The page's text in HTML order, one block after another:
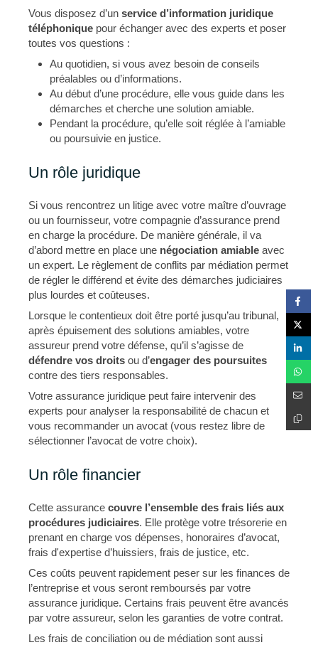
Vous disposez d’un service d’information juridique
téléphonique pour échanger avec des experts et poser
toutes vos questions :
Au quotidien, si vous avez besoin de conseils
préalables ou d’informations.
Au début d’une procédure, elle vous guide dans les
démarches et cherche une solution amiable.
Pendant la procédure, qu’elle soit réglée à l’amiable
ou poursuivie en justice.
Un rôle juridique
Si vous rencontrez un litige avec votre maître d’ouvrage
ou un fournisseur, votre compagnie d’assurance prend
en charge la procédure. De manière générale, il va
d’abord mettre en place une négociation amiable avec
un expert. Le règlement de conflits par médiation permet
de régler le différend et évite des démarches judiciaires
plus lourdes et coûteuses.
Lorsque le contentieux doit être porté jusqu’au tribunal,
après épuisement des solutions amiables, votre
assureur prend votre défense, qu’il s’agisse de
défendre vos droits ou d’engager des poursuites
contre des tiers responsables.
Votre assurance juridique peut faire intervenir des
experts pour analyser la responsabilité de chacun et
vous recommander un avocat (vous restez libre de
sélectionner l’avocat de votre choix).
Un rôle financier
Cette assurance couvre l’ensemble des frais liés aux
procédures judiciaires. Elle protège votre trésorerie en
prenant en charge vos dépenses, honoraires d’avocat,
frais d'expertise d’huissiers, frais de justice, etc.
Ces coûts peuvent rapidement peser sur les finances de
l’entreprise et vous seront remboursés par votre
assurance juridique. Certains frais peuvent être avancés
par votre assureur, selon les garanties de votre contrat.
Les frais de conciliation ou de médiation sont aussi